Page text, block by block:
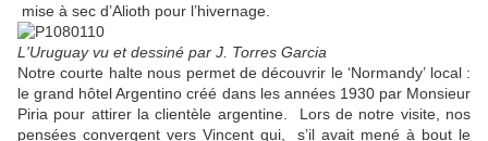
mise à sec d’Alioth pour l’hivernage.
L'Uruguay vu et dessiné par J. Torres Garcia
Notre courte halte nous permet de découvrir le ‘Normandy’ local :
le grand hôtel Argentino créé dans les années 1930 par Monsieur
Piria pour attirer la clientèle argentine.
Lors de notre visite, nos
pensées convergent vers Vincentqui,
s’il avait mené à bout le